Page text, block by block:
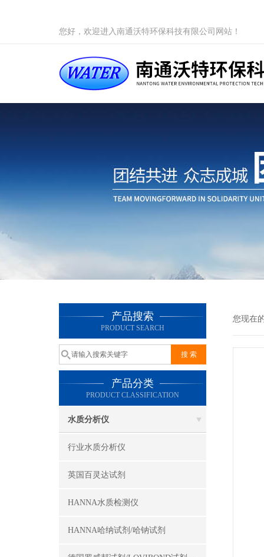
您好，欢迎进入南通沃特环保科技有限公司网站！
产品搜索
PRODUCT SEARCH
产品分类
PRODUCT CLASSIFICATION
水质分析仪
行业水质分析仪
英国百灵达试剂
HANNA水质检测仪
HANNA哈纳试剂/哈钠试剂
您现在